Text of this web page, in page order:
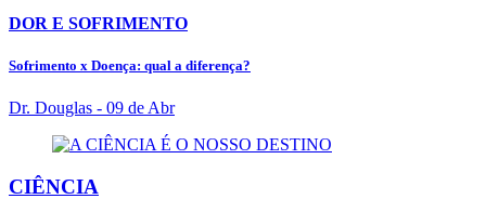
DOR E SOFRIMENTO
Sofrimento x Doença: qual a diferença?
Dr. Douglas - 09 de Abr
CIÊNCIA